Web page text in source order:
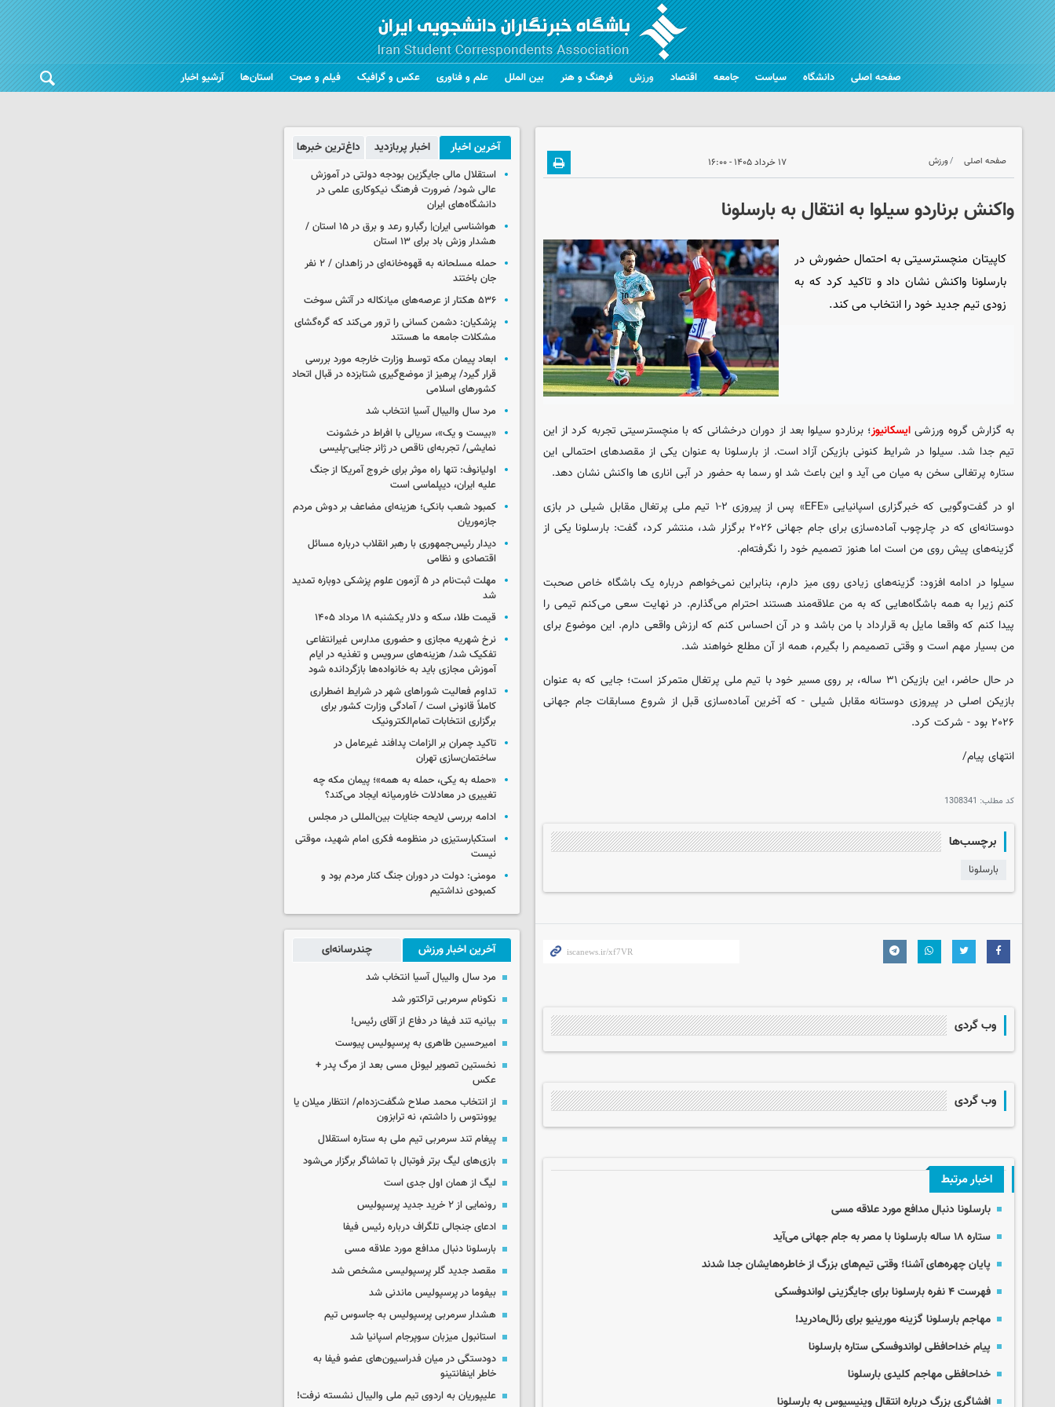
صفحه اصلی دانشگاه سیاست جامعه اقتصاد ورزش فرهنگ و هنر بین الملل علم و فناوری عکس و گرافیک فیلم و صوت استان‌ها آرشیو اخبار
صفحه اصلی ورزش ۱۷ خرداد ۱۴۰۵ - ۱۶:۰۰
واکنش برناردو سیلوا به انتقال به بارسلونا
کاپیتان منچسترسیتی به احتمال حضورش در
بارسلونا واکنش نشان داد و تاکید کرد که به
زودی تیم جدید خود را انتخاب می کند.
به گزارش گروه ورزشی ایسکانیوز؛ برناردو سیلوا بعد از دوران درخشانی که با منچسترسیتی تجربه کرد از این
تیم جدا شد. سیلوا در شرایط کنونی بازیکن آزاد است. از بارسلونا به عنوان یکی از مقصدهای احتمالی این
ستاره پرتغالی سخن به میان می آید و این باعث شد او رسما به حضور در آبی اناری ها واکنش نشان دهد.
او در گفت‌وگویی که خبرگزاری اسپانیایی «EFE» پس از پیروزی ۲-۱ تیم ملی پرتغال مقابل شیلی در بازی
دوستانه‌ای که در چارچوب آماده‌سازی برای جام جهانی ۲۰۲۶ برگزار شد، منتشر کرد، گفت: بارسلونا یکی از
گزینه‌های پیش روی من است اما هنوز تصمیم خود را نگرفته‌ام.
سیلوا در ادامه افزود: گزینه‌های زیادی روی میز دارم، بنابراین نمی‌خواهم درباره یک باشگاه خاص صحبت
کنم زیرا به همه باشگاه‌هایی که به من علاقه‌مند هستند احترام می‌گذارم. در نهایت سعی می‌کنم تیمی را
پیدا کنم که واقعا مایل به قرارداد با من باشد و در آن احساس کنم که ارزش واقعی دارم. این موضوع برای
من بسیار مهم است و وقتی تصمیمم را بگیرم، همه از آن مطلع خواهند شد.
در حال حاضر، این بازیکن ۳۱ ساله، بر روی مسیر خود با تیم ملی پرتغال متمرکز است؛ جایی که به عنوان
بازیکن اصلی در پیروزی دوستانه مقابل شیلی - که آخرین آماده‌سازی قبل از شروع مسابقات جام جهانی
۲۰۲۶ بود - شرکت کرد.
انتهای پیام/
کد مطلب: 1308341
برچسب‌ها
بارسلونا
وب گردی
وب گردی
اخبار مرتبط
بارسلونا دنبال مدافع مورد علاقه مسی
ستاره ۱۸ ساله بارسلونا با مصر به جام جهانی می‌آید
پایان چهره‌های آشنا؛ وقتی تیم‌های بزرگ از خاطره‌هایشان جدا شدند
فهرست ۴ نفره بارسلونا برای جایگزینی لواندوفسکی
مهاجم بارسلونا گزینه مورینیو برای رئال‌مادرید!
پیام خداحافظی لواندوفسکی ستاره بارسلونا
خداحافظی مهاجم کلیدی بارسلونا
افشاگری بزرگ درباره انتقال وینیسیوس به بارسلونا
آخرین اخبار اخبار پربازدید داغ‌ترین خبرها
استقلال مالی جایگزین بودجه دولتی در آموزش
عالی شود/ ضرورت فرهنگ نیکوکاری علمی در
دانشگاه‌های ایران
هواشناسی ایران| رگبارو رعد و برق در ۱۵ استان /
هشدار وزش باد برای ۱۳ استان‌
حمله مسلحانه به قهوه‌خانه‌ای در زاهدان / ۲ نفر
جان باختند
۵۳۶ هکتار از عرصه‌های میانکاله در آتش سوخت
پزشکیان: دشمن کسانی را ترور می‌کند که گره‌گشای
مشکلات جامعه ما هستند
ابعاد پیمان مکه توسط وزارت خارجه مورد بررسی
قرار گیرد/ پرهیز از موضع‌گیری شتابزده در قبال اتحاد
کشورهای اسلامی
مرد سال والیبال آسیا انتخاب شد
«بیست و یک»، سریالی با افراط در خشونت
نمایشی/ تجربه‌ای ناقص در ژانر جنایی-پلیسی
اولیانوف: تنها راه موثر برای خروج آمریکا از جنگ
علیه ایران، دیپلماسی است
کمبود شعب بانکی؛ هزینه‌ای مضاعف بر دوش مردم
جازموریان
دیدار رئیس‌جمهوری با رهبر انقلاب درباره مسائل
اقتصادی و نظامی
مهلت ثبت‌نام در ۵ آزمون علوم پزشکی دوباره تمدید
شد
قیمت طلا، سکه و دلار یکشنبه ۱۸ مرداد ۱۴۰۵
نرخ شهریه مجازی و حضوری مدارس غیرانتفاعی
تفکیک شد/ هزینه‌های سرویس و تغذیه در ایام
آموزش مجازی باید به خانواده‌ها بازگردانده شود
تداوم فعالیت شوراهای شهر در شرایط اضطراری
کاملاً قانونی است / آمادگی وزارت کشور برای
برگزاری انتخابات تمام‌الکترونیک
تاکید چمران بر الزامات پدافند غیرعامل در
ساختمان‌سازی تهران
«حمله به یکی، حمله به همه»؛ پیمان مکه چه
تغییری در معادلات خاورمیانه ایجاد می‌کند؟
ادامه بررسی لایحه جنایات بین‌المللی در مجلس
استکبارستیزی در منظومه فکری امام شهید، موقتی
نیست
مومنی: دولت در دوران جنگ کنار مردم بود و
کمبودی نداشتیم
آخرین اخبار ورزش چندرسانه‌ای
مرد سال والیبال آسیا انتخاب شد
نکونام سرمربی تراکتور شد
بیانیه تند فیفا در دفاع از آقای رئیس!
امیرحسین طاهری به پرسپولیس پیوست
نخستین تصویر لیونل مسی بعد از مرگ پدر +
عکس
از انتخاب محمد صلاح شگفت‌زده‌ام/ انتظار میلان یا
یوونتوس را داشتم، نه ترابزون
پیغام تند سرمربی تیم ملی به ستاره استقلال
بازی‌های لیگ برتر فوتبال با تماشاگر برگزار می‌شود
لیگ از همان اول جدی است
رونمایی از ۲ خرید جدید پرسپولیس
ادعای جنجالی تلگراف درباره رئیس فیفا
بارسلونا دنبال مدافع مورد علاقه مسی
مقصد جدید گلر پرسپولیسی مشخص شد
بیفوما در پرسپولیس ماندنی شد
هشدار سرمربی پرسپولیس به جاسوس تیم
استانبول میزبان سوپرجام اسپانیا شد
دودستگی در میان فدراسیون‌های عضو فیفا به
خاطر اینفانتینو
علیپوریان به اردوی تیم ملی والیبال نشسته نرفت!